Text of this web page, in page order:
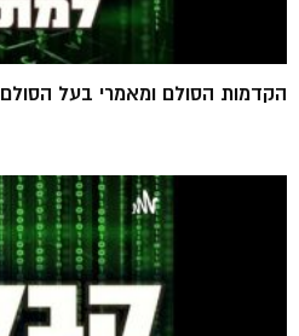
הקדמות הסולם ומאמרי בעל הסולם